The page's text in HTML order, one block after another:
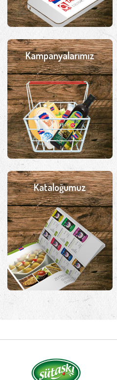
Kampanyalarımız
Kataloğumuz